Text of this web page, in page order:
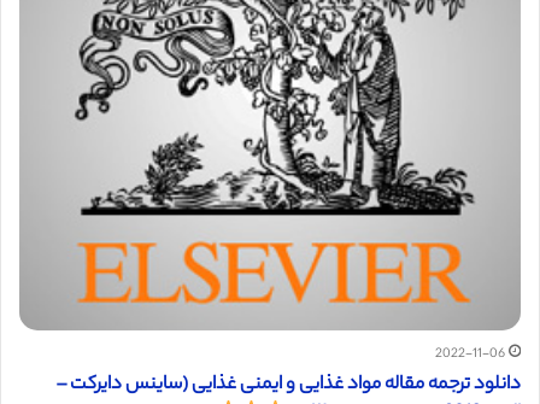
2022-11-06
دانلود ترجمه مقاله مواد غذایی و ایمنی غذایی (ساینس دایرکت –